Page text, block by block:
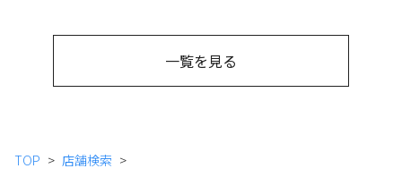
一覧を見る
TOP 店舗検索